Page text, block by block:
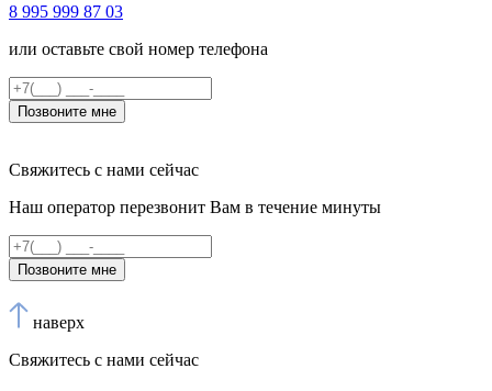
8 995 999 87 03
или оставьте свой номер телефона
Позвоните мне
Свяжитесь с нами сейчас
Наш оператор перезвонит Вам в течение минуты
Позвоните мне
наверх
Свяжитесь с нами сейчас